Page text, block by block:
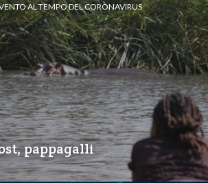
AL TEMPO DEL CORONAVIRUS
pappagalli